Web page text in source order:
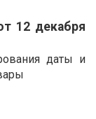
12 декабря
даты и